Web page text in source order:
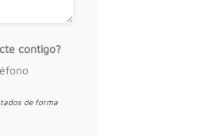
contigo?
de forma